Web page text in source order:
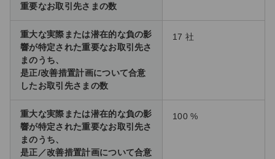
重要なお取引先さまの数
重大な実際または潜在的な負の影
響が特定された重要なお取引先さ
まのうち、
是正/改善措置計画について合意
したお取引先さまの数
17 社
重大な実際または潜在的な負の影
響が特定された重要なお取引先さ
まのうち、
是正／改善措置計画について合意
100 %